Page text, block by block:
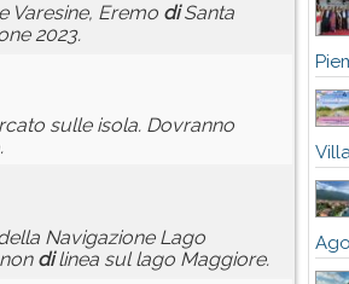
Varesine, Eremo diSanta
2023.
sulle isola. Dovranno
Navigazione Lago
dilinea sul lago Maggiore.